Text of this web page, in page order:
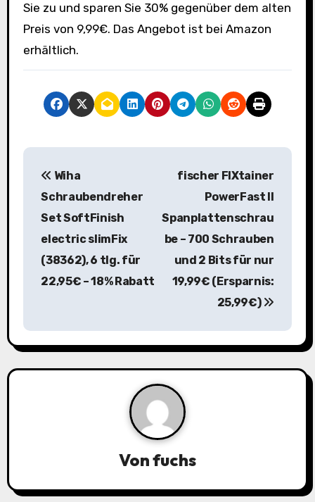
Sie zu und sparen Sie 30% gegenüber dem alten
Preis von 9,99€. Das Angebot ist bei Amazon
erhältlich.
B
g
s
Wiha
Schraubendreher
Set SoftFinish
electric slimFix
(38362), 6 tlg. für
22,95€ – 18% Rabatt
fischer FIXtainer
PowerFast II
Spanplattenschrau
be – 700 Schrauben
und 2 Bits für nur
19,99€ (Ersparnis:
25,99€)
Vonfuchs